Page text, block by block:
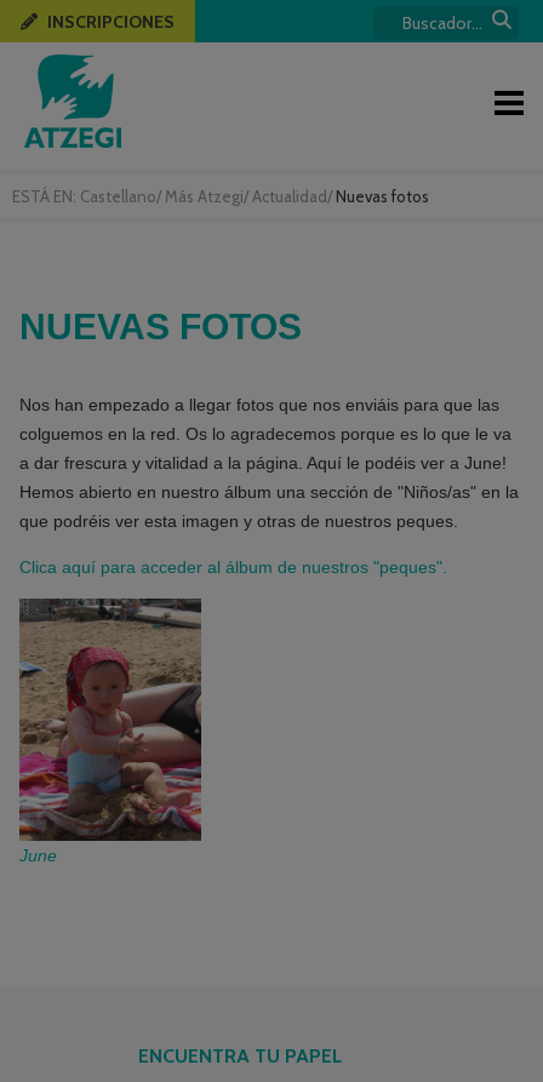
ESTÁ EN: Castellano/ Más Atzegi/ Actualidad/ Nuevas fotos
INSCRIPCIONES
NUEVAS FOTOS
Nos han empezado a llegar fotos que nos enviáis para que las
colguemos en la red. Os lo agradecemos porque es lo que le va
a dar frescura y vitalidad a la página. Aquí le podéis ver a June!
Hemos abierto en nuestro álbum una sección de "Niños/as" en la
que podréis ver esta imagen y otras de nuestros peques.
Clica aquí para acceder al álbum de nuestros "peques".
June
ENCUENTRA TU PAPEL